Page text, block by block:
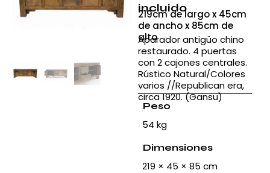
incluido
219cm de largo x 45cm
de ancho x 85cm de
alto
Aparador antigüo chino
restaurado. 4 puertas
con 2 cajones centrales.
Rústico Natural/Colores
varios //Republican era,
circa 1920. (Gansu)
Peso
54 kg
Dimensiones
219 × 45 × 85 cm